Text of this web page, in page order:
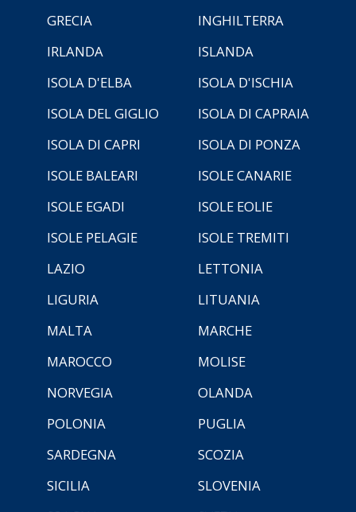
GRECIA
INGHILTERRA
IRLANDA
ISLANDA
ISOLA D'ELBA
ISOLA D'ISCHIA
ISOLA DEL GIGLIO
ISOLA DI CAPRAIA
ISOLA DI CAPRI
ISOLA DI PONZA
ISOLE BALEARI
ISOLE CANARIE
ISOLE EGADI
ISOLE EOLIE
ISOLE PELAGIE
ISOLE TREMITI
LAZIO
LETTONIA
LIGURIA
LITUANIA
MALTA
MARCHE
MAROCCO
MOLISE
NORVEGIA
OLANDA
POLONIA
PUGLIA
SARDEGNA
SCOZIA
SICILIA
SLOVENIA